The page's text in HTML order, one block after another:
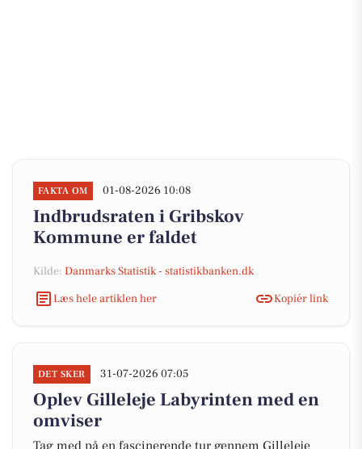
FAKTA OM 01-08-2026 10:08
Indbrudsraten i Gribskov
Kommune er faldet
Kilde: Danmarks Statistik - statistikbanken.dk
Læs hele artiklen her
Kopiér link
DET SKER 31-07-2026 07:05
Oplev Gilleleje Labyrinten med en
omviser
Tag med på en fascinerende tur gennem Gilleleje